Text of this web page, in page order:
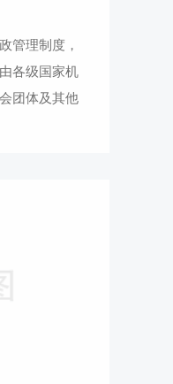
管理制度，
各级国家机
团体及其他